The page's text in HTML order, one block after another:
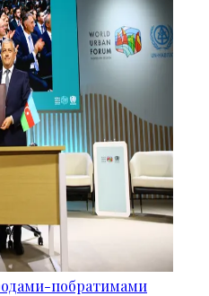
побратимами